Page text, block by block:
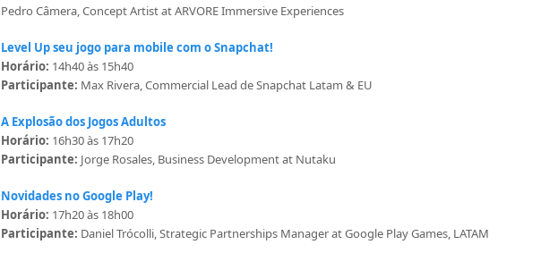
Pedro Câmera, Concept Artist at ARVORE Immersive Experiences
Level Up seu jogo para mobile com o Snapchat!
Horário: 14h40 às 15h40
Participante: Max Rivera, Commercial Lead de Snapchat Latam & EU
A Explosão dos Jogos Adultos
Horário: 16h30 às 17h20
Participante: Jorge Rosales, Business Development at Nutaku
Novidades no Google Play!
Horário: 17h20 às 18h00
Participante: Daniel Trócolli, Strategic Partnerships Manager at Google Play Games, LATAM